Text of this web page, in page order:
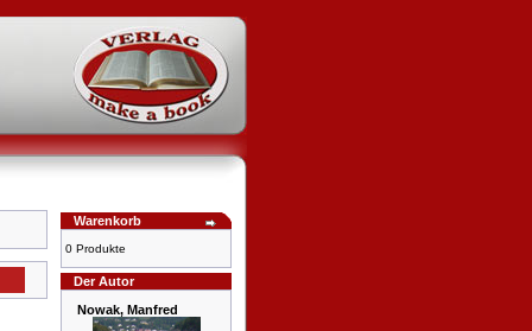
Warenkorb
0 Produkte
Der Autor
Nowak, Manfred